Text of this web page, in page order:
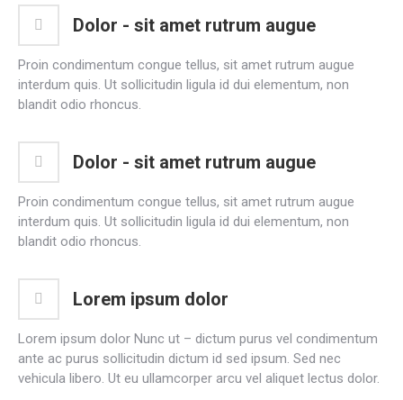
Dolor - sit amet rutrum augue
Proin condimentum congue tellus, sit amet rutrum augue
interdum quis. Ut sollicitudin ligula id dui elementum, non
blandit odio rhoncus.
Dolor - sit amet rutrum augue
Proin condimentum congue tellus, sit amet rutrum augue
interdum quis. Ut sollicitudin ligula id dui elementum, non
blandit odio rhoncus.
Lorem ipsum dolor
Lorem ipsum dolor Nunc ut – dictum purus vel condimentum
ante ac purus sollicitudin dictum id sed ipsum. Sed nec
vehicula libero. Ut eu ullamcorper arcu vel aliquet lectus dolor.